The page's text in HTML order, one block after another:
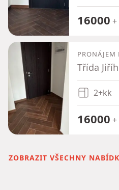
16000 +
PRONÁJEM
2+kk
16000 +
ZOBRAZIT VŠECHNY